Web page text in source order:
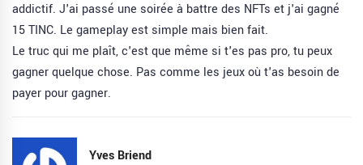
addictif. J'ai passé une soirée à battre des NFTs et j'ai gagné
15 TINC. Le gameplay est simple mais bien fait.
Le truc qui me plaît, c'est que même si t'es pas pro, tu peux
gagner quelque chose. Pas comme les jeux où t'as besoin de
payer pour gagner.
Yves Briend